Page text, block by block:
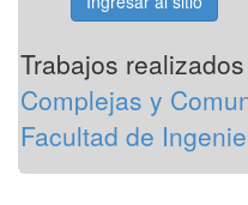
Trabajos
Complejas y
Facultad de